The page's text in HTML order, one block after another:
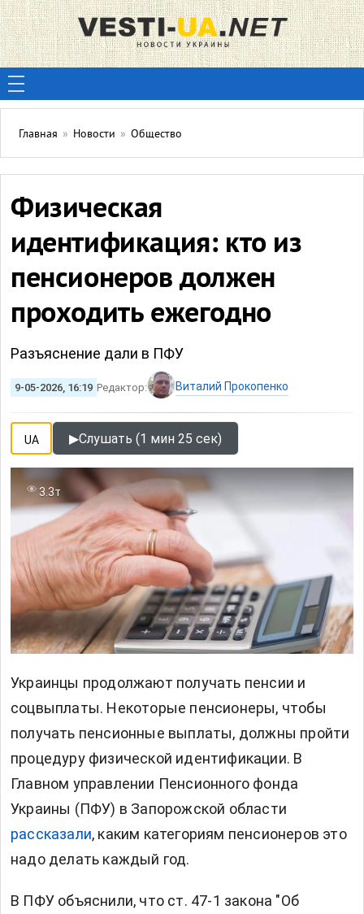
Главная » Новости » Общество
Физическая
идентификация: кто из
пенсионеров должен
проходить ежегодно
Разъяснение дали в ПФУ
9-05-2026, 16:19 Редактор: Виталий Прокопенко
UA ▶Слушать (1 мин 25 сек)
3.3т
Украинцы продолжают получать пенсии и
соцвыплаты. Некоторые пенсионеры, чтобы
получать пенсионные выплаты, должны пройти
процедуру физической идентификации. В
Главном управлении Пенсионного фонда
Украины (ПФУ) в Запорожской области
рассказали, каким категориям пенсионеров это
надо делать каждый год.
В ПФУ объяснили, что ст. 47-1 закона "Об